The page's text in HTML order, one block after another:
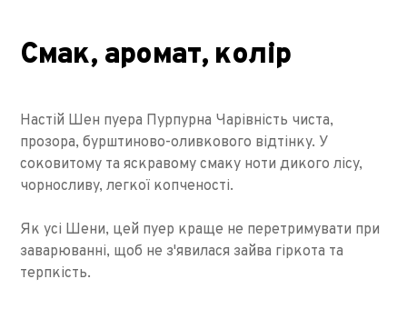
Смак, аромат, колір
Настій Шен пуера Пурпурна Чарівність чиста,
прозора, бурштиново-оливкового відтінку. У
соковитому та яскравому смаку ноти дикого лісу,
чорносливу, легкої копченості.
Як усі Шени, цей пуер краще не перетримувати при
заварюванні, щоб не з'явилася зайва гіркота та
терпкість.